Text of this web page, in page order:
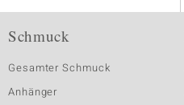
Schmuck
Gesamter Schmuck
Anhänger